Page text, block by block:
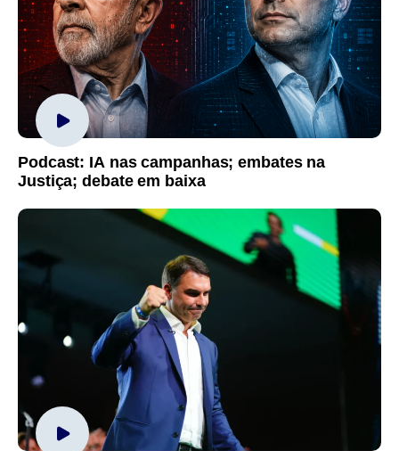
Podcast: IA nas campanhas; embates na
Justiça; debate em baixa